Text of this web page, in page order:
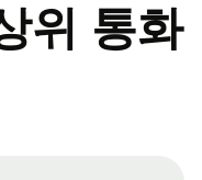
위 통화